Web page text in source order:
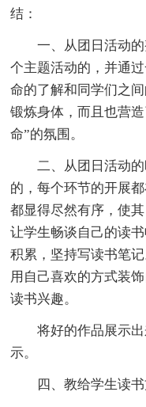
结：
一、从团日活动
个主题活动的，并通
命的了解和同学们之
锻炼身体，而且也营
命”的氛围。
二、从团日活动
的，每个环节的开展
都显得尽然有序，使其
让学生畅谈自己的读
积累，坚持写读书笔
用自己喜欢的方式装
读书兴趣。
将好的作品展示
示。
四、教给学生读